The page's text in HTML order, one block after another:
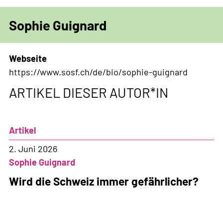
Sophie Guignard
Webseite
https://www.sosf.ch/de/bio/sophie-guignard
ARTIKEL DIESER AUTOR*IN
Artikel
2. Juni 2026
Sophie Guignard
Wird die Schweiz immer gefährlicher?